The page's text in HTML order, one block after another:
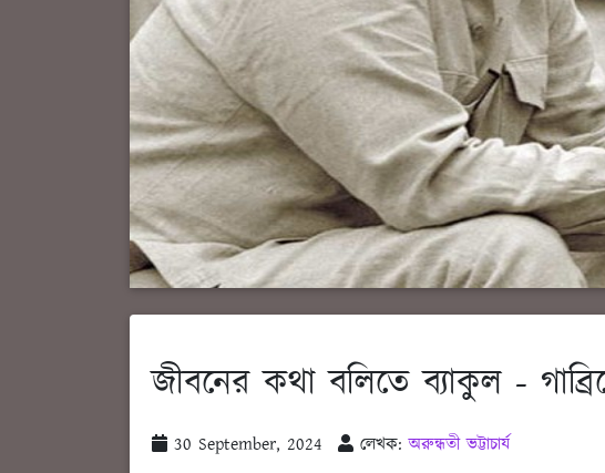
জীবনের কথা বলিতে ব্যাকুল -
30 September, 2024 লেখক:অরুন্ধতী ভট্টাচার্য